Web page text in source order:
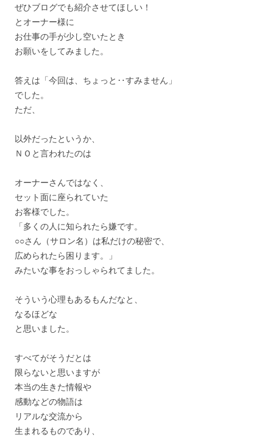
ぜひブログでも紹介させてほしい！
とオーナー様に
お仕事の手が少し空いたとき
お願いをしてみました。
答えは「今回は、ちょっと‥すみません」
でした。
ただ、
以外だったというか、
ＮＯと言われたのは
オーナーさんではなく、
セット面に座られていた
お客様でした。
「多くの人に知られたら嫌です。
○○さん（サロン名）は私だけの秘密で、
広められたら困ります。」
みたいな事をおっしゃられてました。
そういう心理もあるもんだなと、
なるほどな
と思いました。
すべてがそうだとは
限らないと思いますが
本当の生きた情報や
感動などの物語は
リアルな交流から
生まれるものであり、